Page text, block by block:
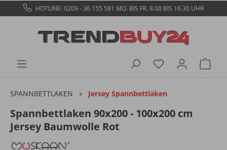
HOTLINE: 0209 - 36 155 581 MO. BIS FR. 8.00 BIS 16.30 UHR
SPANNBETTLAKEN Jersey Spannbettlaken
Spannbettlaken 90x200 - 100x200 cm
Jersey Baumwolle Rot